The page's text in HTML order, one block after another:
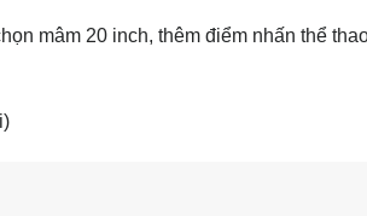
mâm 20 inch, thêm điểm nhấn thể